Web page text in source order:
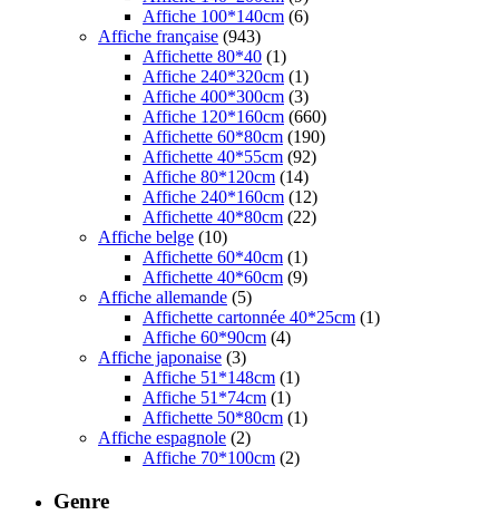
Affiche 100*140cm (6)
Affiche française (943)
Affichette 80*40 (1)
Affiche 240*320cm (1)
Affiche 400*300cm (3)
Affiche 120*160cm (660)
Affichette 60*80cm (190)
Affichette 40*55cm (92)
Affiche 80*120cm (14)
Affiche 240*160cm (12)
Affichette 40*80cm (22)
Affiche belge (10)
Affichette 60*40cm (1)
Affichette 40*60cm (9)
Affiche allemande (5)
Affichette cartonnée 40*25cm (1)
Affiche 60*90cm (4)
Affiche japonaise (3)
Affiche 51*148cm (1)
Affiche 51*74cm (1)
Affichette 50*80cm (1)
Affiche espagnole (2)
Affiche 70*100cm (2)
Genre